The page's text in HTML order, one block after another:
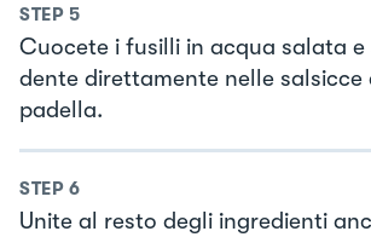
STEP 5
Cuocete i fusilli in acqua salata e
dente direttamente nelle salsicce
padella.
STEP 6
Unite al resto degli ingredienti